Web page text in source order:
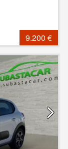
9.200 €